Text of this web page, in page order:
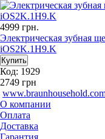
4999 грн.
Электрическая зубная
iOS2K.1H9.K
Код: 1929
2749 грн
О компании
Оплата
Доставка
Гарантия